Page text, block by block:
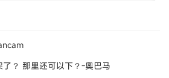
？ 那里还可以下？-奧巴马